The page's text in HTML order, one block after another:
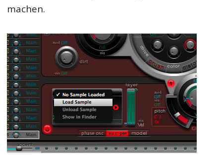
machen.